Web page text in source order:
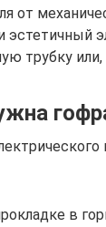
от
эстетичный
трубку
в